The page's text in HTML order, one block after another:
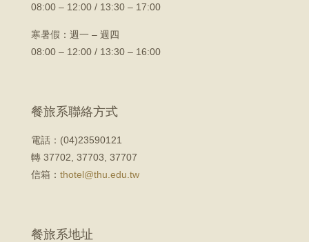
08:00 – 12:00 / 13:30 – 17:00
寒暑假：週一 – 週四
08:00 – 12:00 / 13:30 – 16:00
餐旅系聯絡方式
電話：(04)23590121
轉 37702, 37703, 37707
信箱： thotel@thu.edu.tw
餐旅系地址